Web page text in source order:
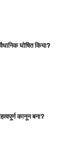
घोषित किया?
कानून बना?